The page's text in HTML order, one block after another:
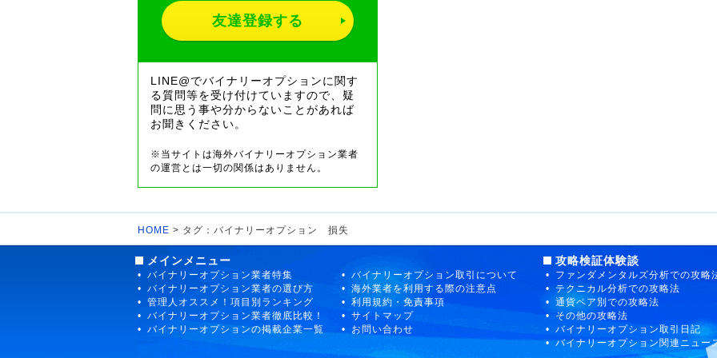
友達登録する
LINE@でバイナリーオプションに関す
る質問等を受け付けていますので、疑
問に思う事や分からないことがあれば
お聞きください。
※当サイトは海外バイナリーオプション業者
の運営とは一切の関係はありません。
HOME > タグ：バイナリーオプション 損失
メインメニュー
バイナリーオプション業者特集
バイナリーオプション取引について
バイナリーオプション業者の選び方
海外業者を利用する際の注意点
管理人オススメ！項目別ランキング
利用規約・免責事項
バイナリーオプション業者徹底比較！
サイトマップ
バイナリーオプションの掲載企業一覧
お問い合わせ
攻略検証体験談
ファンダメンタルズ分析での攻略
テクニカル分析での攻略法
通貨ペア別での攻略法
その他の攻略法
バイナリーオプション取引日記
バイナリーオプション関連ニュー